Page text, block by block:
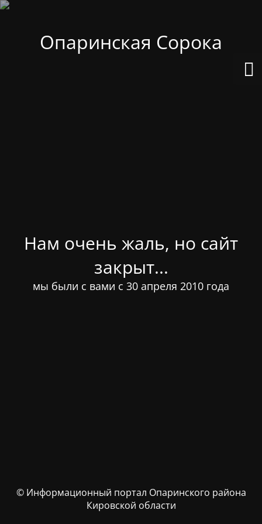
Опаринская Сорока
Нам очень жаль, но сайт
закрыт...
мы были с вами с 30 апреля 2010 года
© Информационный портал Опаринского района
Кировской области